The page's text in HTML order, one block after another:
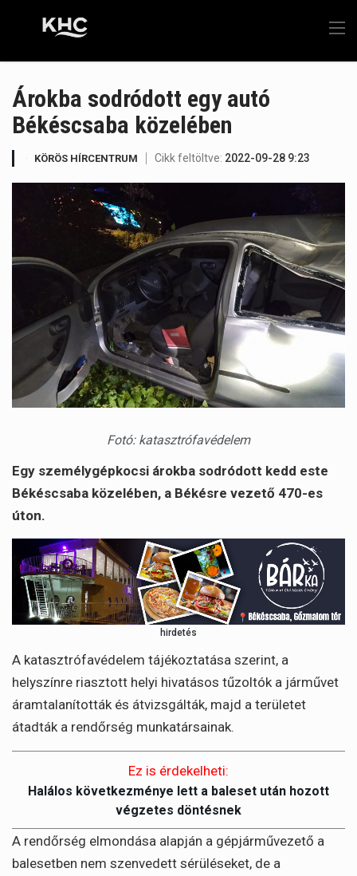
Árokba sodródott egy autó
Békéscsaba közelében
KÖRÖS HÍRCENTRUM Cikk feltöltve: 2022-09-28 9:23
Fotó: katasztrófavédelem
Egy személygépkocsi árokba sodródott kedd este
Békéscsaba közelében, a Békésre vezető 470-es
úton.
hirdetés
A katasztrófavédelem tájékoztatása szerint, a
helyszínre riasztott helyi hivatásos tűzoltók a járművet
áramtalanították és átvizsgálták, majd a területet
átadták a rendőrség munkatársainak.
Ez is érdekelheti:
Halálos következménye lett a baleset után hozott
végzetes döntésnek
A rendőrség elmondása alapján a gépjárművezető a
balesetben nem szenvedett sérüléseket, de a